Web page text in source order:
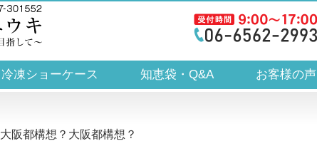
冷凍ショーケース 知恵袋・Q&A お客様の声
大阪都構想？大阪都構想？